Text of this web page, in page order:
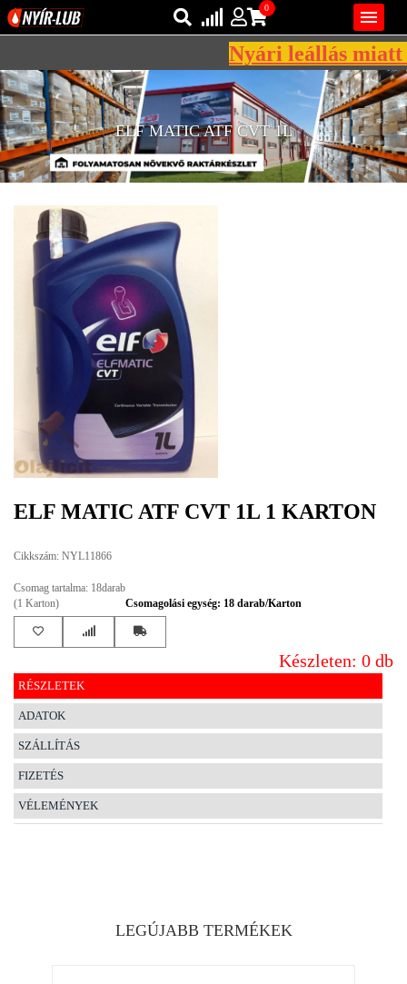
REGISZTRÁCIÓ
KENŐANYAGOK
IPARI
KENŐANYAGOK
MÁRKÁK
NORMÁK
VISZKOZITÁSOK
EGYÉB
SPECIÁLIS
AJÁNLATOK
INFO
TELEFONOS
(HÉTFŐTŐL PÉNTEKIG 8-17H)
+36 70 673 9291
+36 70 674 0983
NYIRLUBKFT@GMAIL.COM
2142 Nagytarcsa Felső Ipari krt. 3
Nyitvatartás:
Hétfőtől – Péntekig, 8.00 – 17.00-ig
(ebédidő 12.00-12.30 között)

Bejelentkezés
Regisztráció
0
AZ ÖN KOSARA ÜRES
Nyári leállás miatt
ELF MATIC ATF CVT 1L
ELF MATIC ATF CVT 1L 1 KARTON
Cikkszám: NYL11866
Csomag tartalma: 18darab
(1 Karton)
Csomagolási egység: 18 darab/Karton
Készleten: 0 db
RÉSZLETEK
ADATOK
SZÁLLÍTÁS
FIZETÉS
VÉLEMÉNYEK
LEGÚJABB TERMÉKEK